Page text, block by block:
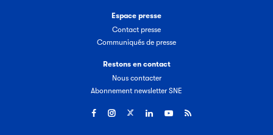
Espace presse
Contact presse
Communiqués de presse
Restons en contact
Nous contacter
Abonnement newsletter SNE